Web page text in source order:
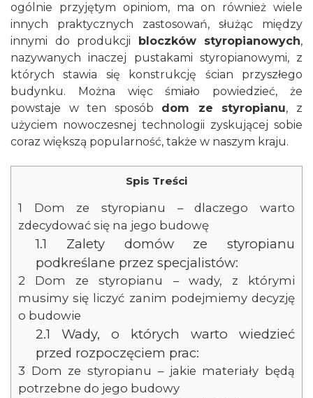
ogólnie przyjętym opiniom, ma on również wiele
innych praktycznych zastosowań, służąc między
innymi do produkcji bloczków styropianowych,
nazywanych inaczej pustakami styropianowymi, z
których stawia się konstrukcję ścian przyszłego
budynku. Można więc śmiało powiedzieć, że
powstaje w ten sposób dom ze styropianu, z
użyciem nowoczesnej technologii zyskującej sobie
coraz większą popularność, także w naszym kraju.
Spis Treści
1 Dom ze styropianu – dlaczego warto
zdecydować się na jego budowę
1.1 Zalety domów ze styropianu
podkreślane przez specjalistów:
2 Dom ze styropianu – wady, z którymi
musimy się liczyć zanim podejmiemy decyzję
o budowie
2.1 Wady, o których warto wiedzieć
przed rozpoczęciem prac:
3 Dom ze styropianu – jakie materiały będą
potrzebne do jego budowy